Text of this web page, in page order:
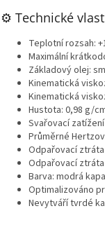
⚙️ Technické
Teplotní rozsah:
Maximální
Základový olej:
Kinematická
Kinematická
Hustota: 0,98 g/
Svařovací zatížení
Průměrné
Odpařovací ztráta
Odpařovací ztráta
Barva: modrá
Optimalizováno
Nevytváří tvrdé